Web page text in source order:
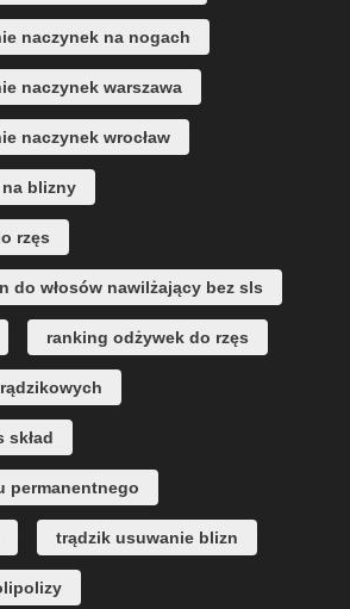
naczynek na nogach
naczynek warszawa
naczynek wrocław
na blizny
rzęs
do włosów nawilżający bez sls
ranking odżywek do rzęs
skład
permanentnego
trądzik usuwanie blizn